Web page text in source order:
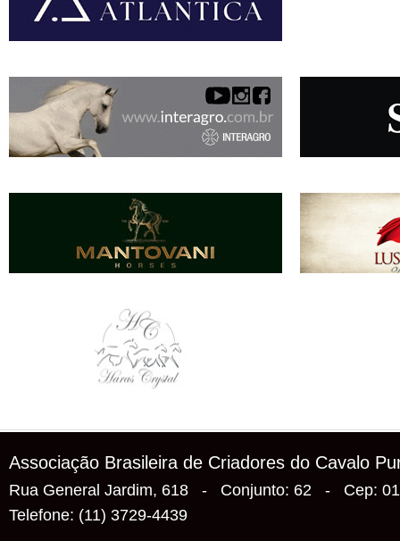
Associação Brasileira de Criadores do Cavalo
Rua General Jardim, 618 - Conjunto: 62 - Cep:
Telefone: (11) 3729-4439